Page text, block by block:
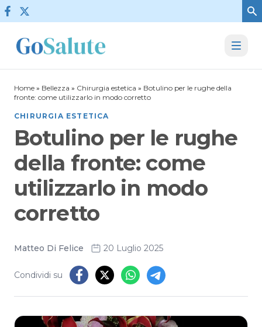
Vai al contenuto
Home » Bellezza » Chirurgia estetica » Botulino per le rughe della
fronte: come utilizzarlo in modo corretto
CHIRURGIA ESTETICA
Botulino per le rughe
della fronte: come
utilizzarlo in modo
corretto
Matteo Di Felice 20 Luglio 2025
Condividi su